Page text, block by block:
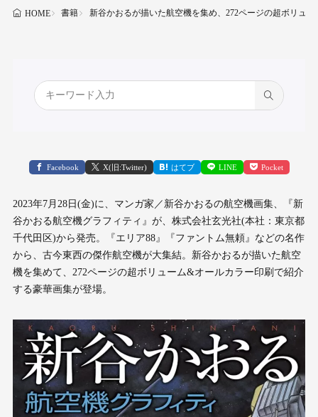
HOME 書籍 新谷かおるが描いた航空機を集め、272ページの超ボリュ
Facebook X(旧:Twitter) はてブ LINE Pocket
2023年7月28日(金)に、マンガ家／新谷かおるの航空機画集、『新
谷かおる航空機グラフィティ』が、株式会社玄光社(本社：東京都
千代田区)から発売。『エリア88』『ファントム無頼』などの名作
から、古今東西の傑作航空機が大集結。新谷かおるが描いた航空
機を集めて、272ページの超ボリューム&オールカラー印刷で紹介
する豪華画集が登場。